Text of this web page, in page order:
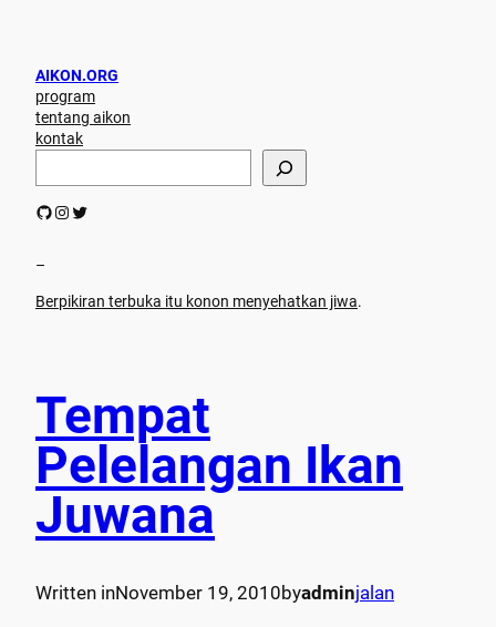
AIKON.ORG
program
tentang aikon
kontak
r
h
GitHub Instagram Twitter
–
Berpikiran terbuka itu konon menyehatkan jiwa.
Tempat
Pelelangan Ikan
Juwana
Written inNovember 19, 2010byadminjalan